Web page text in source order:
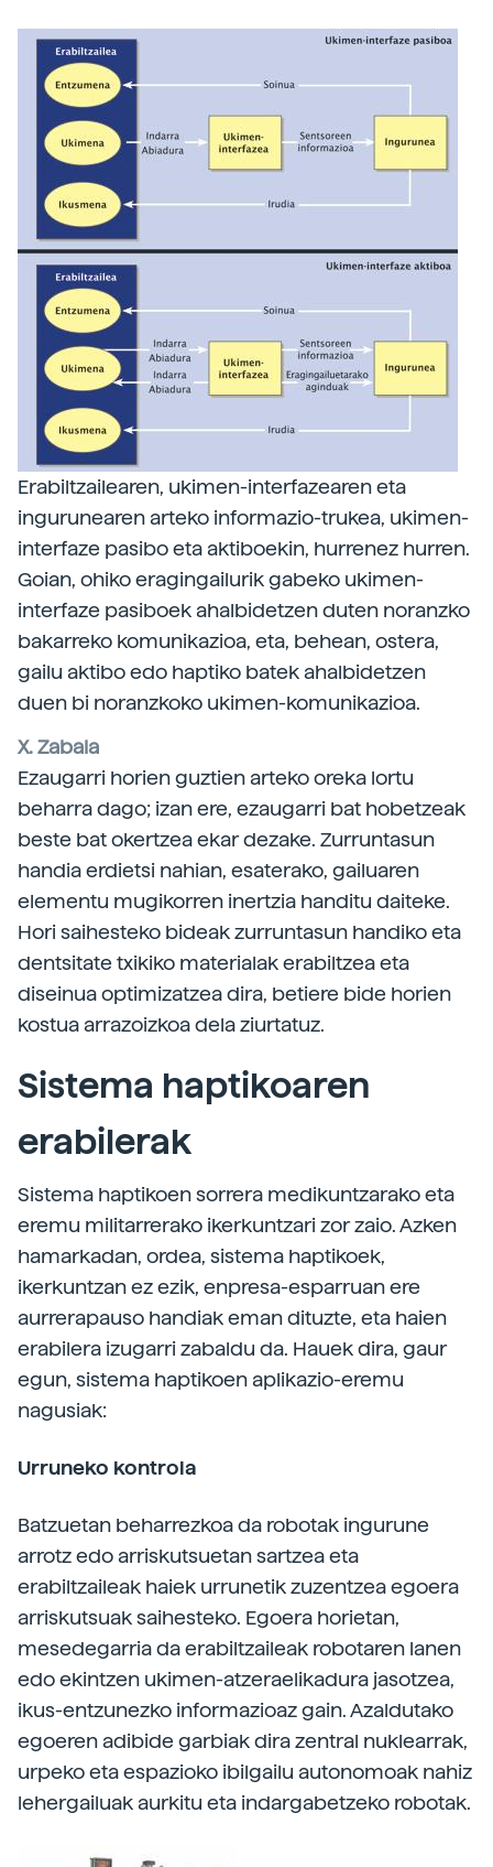
Erabiltzailearen, ukimen-interfazearen eta
ingurunearen arteko informazio-trukea, ukimen-
interfaze pasibo eta aktiboekin, hurrenez hurren.
Goian, ohiko eragingailurik gabeko ukimen-
interfaze pasiboek ahalbidetzen duten noranzko
bakarreko komunikazioa, eta, behean, ostera,
gailu aktibo edo haptiko batek ahalbidetzen
duen bi noranzkoko ukimen-komunikazioa.
X. Zabala
Ezaugarri horien guztien arteko oreka lortu
beharra dago; izan ere, ezaugarri bat hobetzeak
beste bat okertzea ekar dezake. Zurruntasun
handia erdietsi nahian, esaterako, gailuaren
elementu mugikorren inertzia handitu daiteke.
Hori saihesteko bideak zurruntasun handiko eta
dentsitate txikiko materialak erabiltzea eta
diseinua optimizatzea dira, betiere bide horien
kostua arrazoizkoa dela ziurtatuz.
Sistema haptikoaren
erabilerak
Sistema haptikoen sorrera medikuntzarako eta
eremu militarrerako ikerkuntzari zor zaio. Azken
hamarkadan, ordea, sistema haptikoek,
ikerkuntzan ez ezik, enpresa-esparruan ere
aurrerapauso handiak eman dituzte, eta haien
erabilera izugarri zabaldu da. Hauek dira, gaur
egun, sistema haptikoen aplikazio-eremu
nagusiak:
Urruneko kontrola
Batzuetan beharrezkoa da robotak ingurune
arrotz edo arriskutsuetan sartzea eta
erabiltzaileak haiek urrunetik zuzentzea egoera
arriskutsuak saihesteko. Egoera horietan,
mesedegarria da erabiltzaileak robotaren lanen
edo ekintzen ukimen-atzeraelikadura jasotzea,
ikus-entzunezko informazioaz gain. Azaldutako
egoeren adibide garbiak dira zentral nuklearrak,
urpeko eta espazioko ibilgailu autonomoak nahiz
lehergailuak aurkitu eta indargabetzeko robotak.